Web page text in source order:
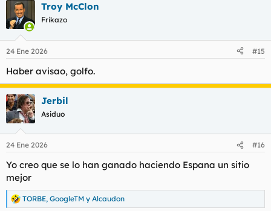
c
i
e
:
Troy McClon
Frikazo
24 Ene 2026 #15
Haber avisao, golfo.
Jerbil
Asiduo
24 Ene 2026 #16
Yo creo que se lo han ganado haciendo Espana un sitio
mejor
R
TORBE, GoogleTM y Alcaudon